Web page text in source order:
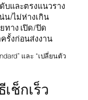
บและตรงแนวราง
น/ไม่ห่างเกิน
าง เปิด/ปิด
รั้งก่อนส่งงาน
และ “เปลี่ยนตัว
ช็กเร็ว